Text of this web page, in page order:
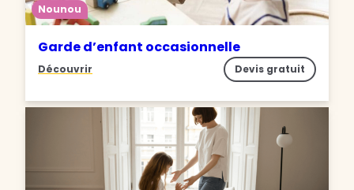
Nounou
Garde d’enfant occasionnelle
Découvrir Devis gratuit